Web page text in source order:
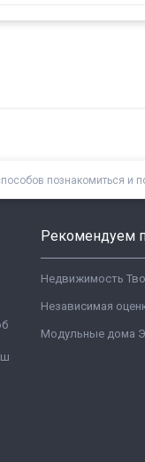
познакомиться и
Рекомендуем
Недвижимость
Независимая
Модульные дома